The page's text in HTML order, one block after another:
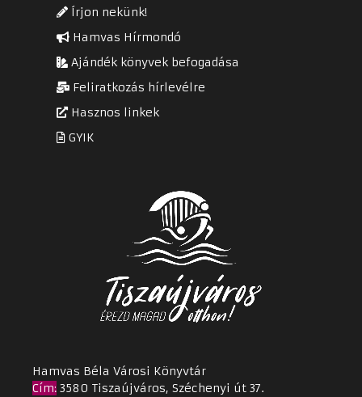
Írjon nekünk!
Hamvas Hírmondó
Ajándék könyvek befogadása
Feliratkozás hírlevélre
Hasznos linkek
GYIK
Hamvas Béla Városi Könyvtár
Cím: 3580 Tiszaújváros, Széchenyi út 37.